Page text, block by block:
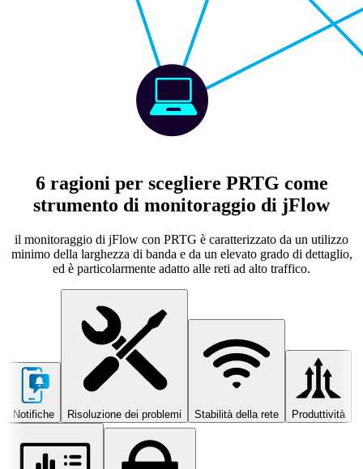
6 ragioni per scegliere PRTG come
strumento di monitoraggio di jFlow
il monitoraggio di jFlow con PRTG è caratterizzato da un utilizzo
minimo della larghezza di banda e da un elevato grado di dettaglio,
ed è particolarmente adatto alle reti ad alto traffico.
Notifiche Risoluzione dei problemi Stabilità della rete Produttività